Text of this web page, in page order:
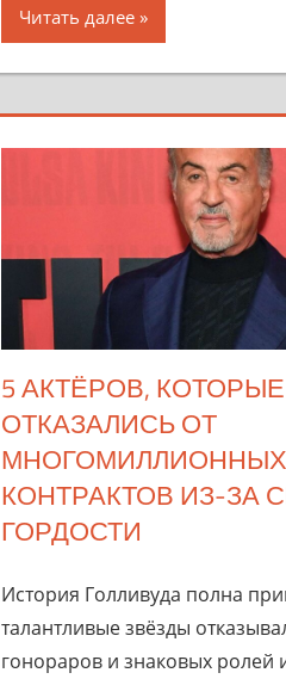
Читать далее
5 АКТЁРОВ, КОТОРЫЕ
ОТКАЗАЛИСЬ ОТ
МНОГОМИЛЛИОННЫХ
КОНТРАКТОВ ИЗ-ЗА
ГОРДОСТИ
История Голливуда полна
талантливые звёзды
гонораров и знаковых ролей